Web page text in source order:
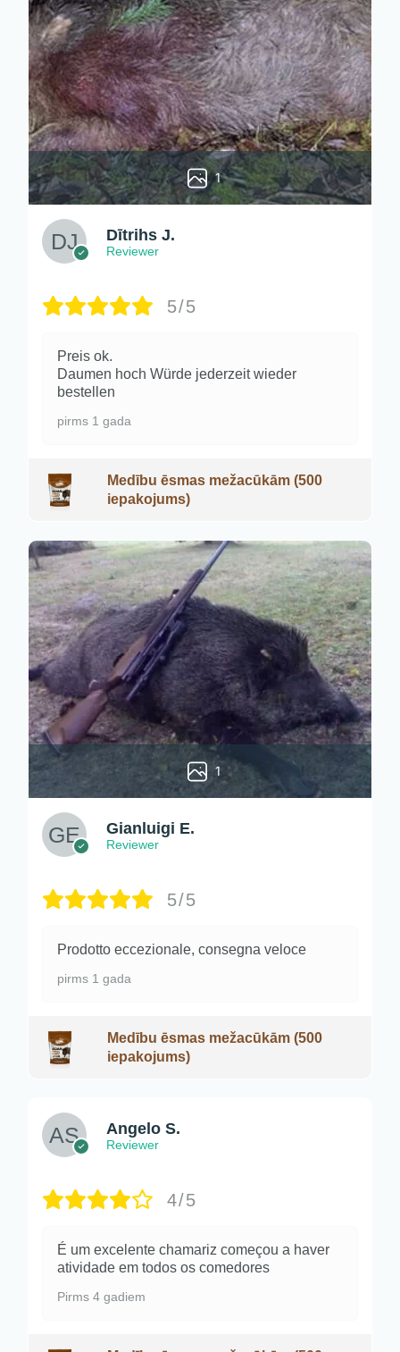
1
Dītrihs J.
Reviewer
5/5
Preis ok.
Daumen hoch Würde jederzeit wieder
bestellen
pirms 1 gada
Medību ēsmas mežacūkām (500
iepakojums)
1
Gianluigi E.
Reviewer
5/5
Prodotto eccezionale, consegna veloce
pirms 1 gada
Medību ēsmas mežacūkām (500
iepakojums)
Angelo S.
Reviewer
4/5
É um excelente chamariz começou a haver
atividade em todos os comedores
Pirms 4 gadiem